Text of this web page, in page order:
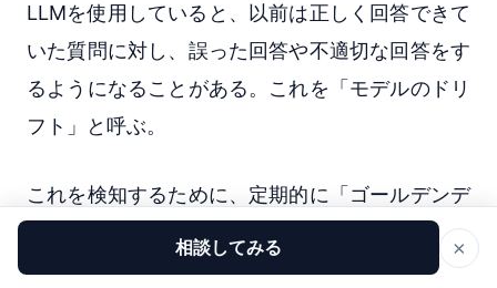
LLMを使用していると、以前は正しく回答できて
いた質問に対し、誤った回答や不適切な回答をす
るようになることがある。これを「モデルのドリ
フト」と呼ぶ。
これを検知するために、定期的に「ゴールデンデ
ータセット（正解が決まっている質問集）」をモ
デルに入力し、回答の精度をスコアリングするバ
相談してみる ×